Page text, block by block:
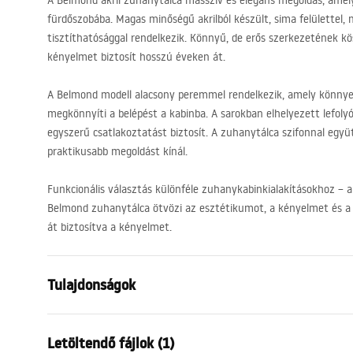
fürdőszobába. Magas minőségű akrilból készült, sima felülettel,
tisztíthatósággal rendelkezik. Könnyű, de erős szerkezetének
kényelmet biztosít hosszú éveken át.
A Belmond modell alacsony peremmel rendelkezik, amely
megkönnyíti a belépést a kabinba. A sarokban elhelyezett
egyszerű csatlakoztatást biztosít. A zuhanytálca szifonnal
praktikusabb megoldást kínál.
Funkcionális választás különféle zuhanykabinkialakításokhoz –
Belmond zuhanytálca ötvözi az esztétikumot, a kényelmet és
át biztosítva a kényelmet.
Tulajdonságok
Letöltendő fájlok (1)